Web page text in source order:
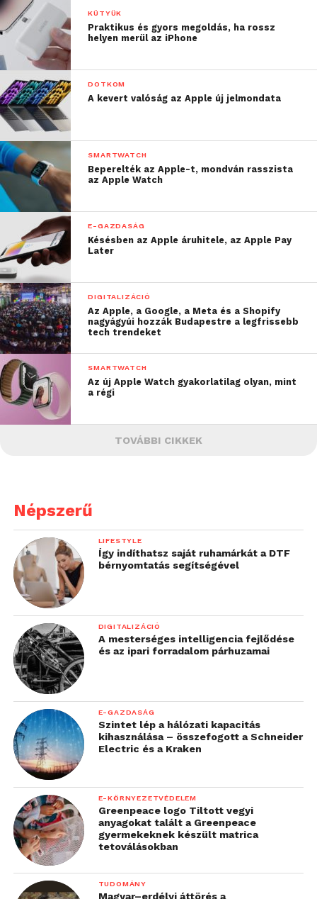
KÜTYÜK
Praktikus és gyors megoldás, ha rossz
helyen merül az iPhone
DOTKOM
A kevert valóság az Apple új jelmondata
SMARTWATCH
Beperelték az Apple-t, mondván rasszista
az Apple Watch
E-GAZDASÁG
Késésben az Apple áruhitele, az Apple Pay
Later
DIGITALIZÁCIÓ
Az Apple, a Google, a Meta és a Shopify
nagyágyúi hozzák Budapestre a legfrissebb
tech trendeket
SMARTWATCH
Az új Apple Watch gyakorlatilag olyan, mint
a régi
TOVÁBBI CIKKEK
Népszerű
LIFESTYLE
Így indíthatsz saját ruhamárkát a DTF
bérnyomtatás segítségével
DIGITALIZÁCIÓ
A mesterséges intelligencia fejlődése
és az ipari forradalom párhuzamai
E-GAZDASÁG
Szintet lép a hálózati kapacitás
kihasználása – összefogott a Schneider
Electric és a Kraken
E-KÖRNYEZETVÉDELEM
Greenpeace logo Tiltott vegyi
anyagokat talált a Greenpeace
gyermekeknek készült matrica
tetoválásokban
TUDOMÁNY
Magyar–erdélyi áttörés a